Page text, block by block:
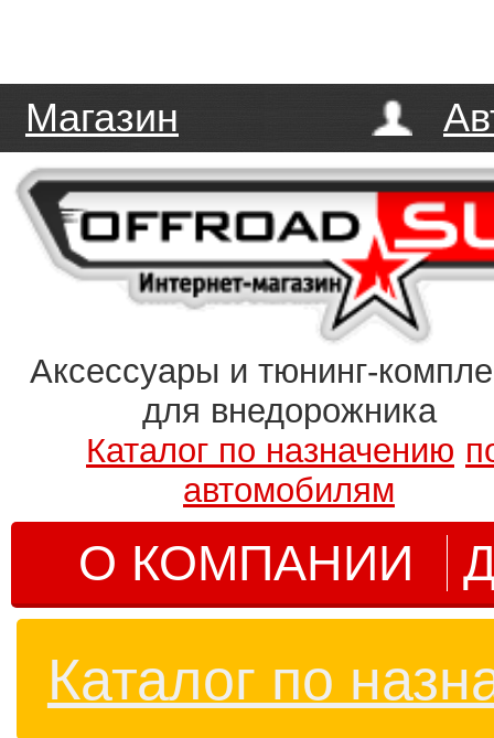
Магазин
Аксессуары и тюнинг-
для внедорожника
Каталог по назначению
автомобилям
О КОМПАНИИ
Каталог по